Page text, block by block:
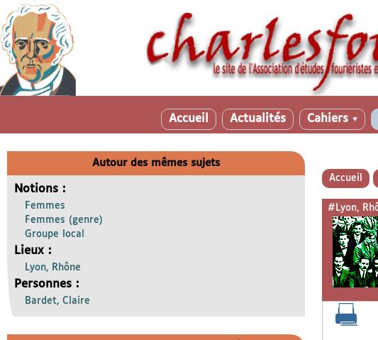
Accueil Actualités Cahiers ▼
Accueil
#Lyon,
Autour des mêmes sujets
Notions :
Femmes
Femmes (genre)
Groupe local
Lieux :
Lyon, Rhône
Personnes :
Bardet, Claire